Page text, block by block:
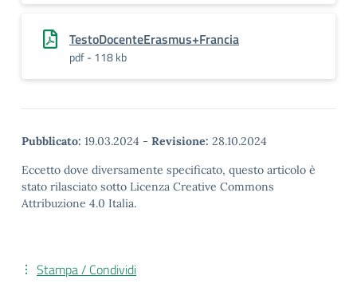
TestoDocenteErasmus+Francia
pdf - 118 kb
Pubblicato: 19.03.2024 - Revisione: 28.10.2024
Eccetto dove diversamente specificato, questo articolo è
stato rilasciato sotto Licenza Creative Commons
Attribuzione 4.0 Italia.
Stampa / Condividi